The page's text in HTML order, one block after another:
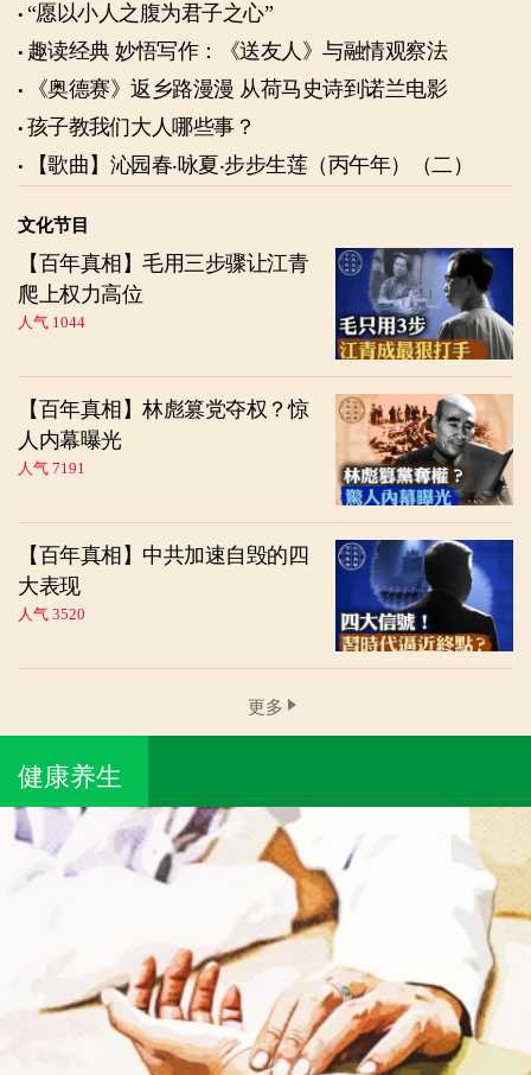
“愿以小人之腹为君子之心”
趣读经典 妙悟写作：《送友人》与融情观察法
《奥德赛》返乡路漫漫 从荷马史诗到诺兰电影
孩子教我们大人哪些事？
【歌曲】沁园春‧咏夏‧步步生莲（丙午年）（二）
文化节目
【百年真相】毛用三步骤让江青
爬上权力高位
人气 1044
【百年真相】林彪篡党夺权？惊
人内幕曝光
人气 7191
【百年真相】中共加速自毁的四
大表现
人气 3520
更多
健康养生